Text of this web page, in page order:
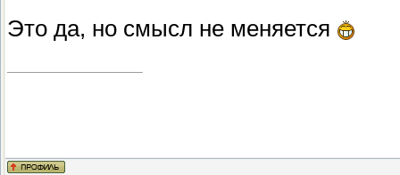
Это да, но смысл не меняется